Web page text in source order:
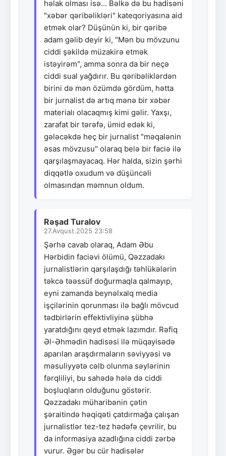
həlak olması isə... Bəlkə də bu hadisəni
"xəbər qəribəlikləri" kateqoriyasına aid
etmək olar? Düşünün ki, bir qəribə
adam gəlib deyir ki, "Mən bu mövzunu
ciddi şəkildə müzakirə etmək
istəyirəm", amma sonra da bir neçə
ciddi sual yağdırır. Bu qəribəliklərdən
birini də mən özümdə gördüm, hətta
bir jurnalist də artıq mənə bir xəbər
materialı olacaqmış kimi gəlir. Yaxşı,
zarafat bir tərəfə, ümid edək ki,
gələcəkdə heç bir jurnalist "məqalənin
əsas mövzusu" olaraq belə bir faciə ilə
qarşılaşmayacaq. Hər halda, sizin şərhi
diqqətlə oxudum və düşüncəli
olmasından məmnun oldum.
Rəşad Turalov
27.Avqust.2025 23:58
Şərhə cavab olaraq, Adam Əbu
Hərbidin faciəvi ölümü, Qəzzadakı
jurnalistlərin qarşılaşdığı təhlükələrin
təkcə təəssüf doğurmaqla qalmayıp,
eyni zamanda beynəlxalq media
işçilərinin qorunması ilə bağlı mövcud
tədbirlərin effektivliyinə şübhə
yaratdığını qeyd etmək lazımdır. Rəfiq
Əl-Əhmədin hadisəsi ilə müqayisədə
aparılan araşdırmaların səviyyəsi və
məsuliyyətə cəlb olunma səylərinin
fərqliliyi, bu sahədə hələ də ciddi
boşluqların olduğunu göstərir.
Qəzzadakı müharibənin çətin
şəraitində həqiqəti çatdırmağa çalışan
jurnalistlər tez-tez hədəfə çevrilir, bu
da informasiya azadlığına ciddi zərbə
vurur. Əgər bu cür hadisələr